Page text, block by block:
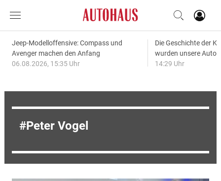
Jeep-Modelloffensive: Compass und
Avenger machen den Anfang
06.08.2026, 15:35 Uhr
Die Geschichte der
wurden unsere
14:29 Uhr
Peter Vogel